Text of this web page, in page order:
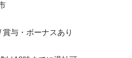
賞与・ボーナスあり